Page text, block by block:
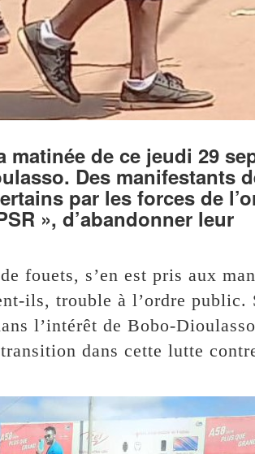
matinée de ce jeudi 29
Des manifestants
par les forces de
», d’abandonner leur
fouets, s’en est pris aux
ils, trouble à l’ordre public.
l’intérêt de Bobo-
dans cette lutte